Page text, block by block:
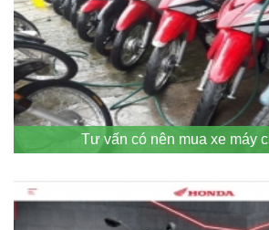
Tư vấn có nên mua xe máy